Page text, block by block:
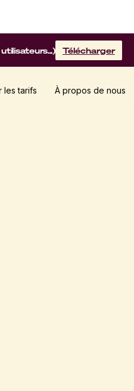
les tarifs À propos de nous
Télécharger